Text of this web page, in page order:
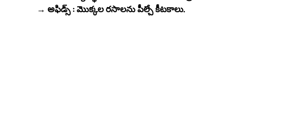
→ అఫిడ్స్ : మొక్కల రసాలను పీల్చే కీటకాలు.